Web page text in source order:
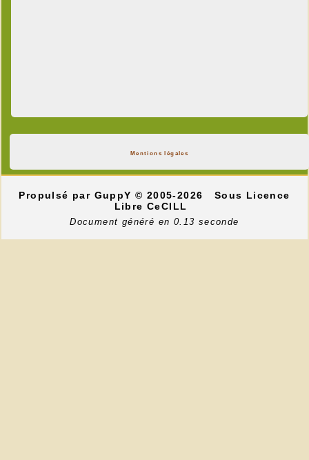
Mentions légales
Propulsé par GuppY© 2005-2026
Sous Licence
Libre CeCILL
Document généré en 0.13 seconde